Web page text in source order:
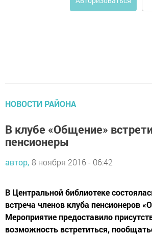
НОВОСТИ РАЙОНА
В клубе «Общение»
пенсионеры
автор, 8 ноября 2016 - 06:42
В Центральной библиотеке
встреча членов клуба пенсионеров
Мероприятие предоставило
возможность встретиться,